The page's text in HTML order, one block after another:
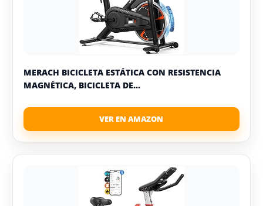
MERACH BICICLETA ESTÁTICA CON RESISTENCIA
MAGNÉTICA, BICICLETA DE...